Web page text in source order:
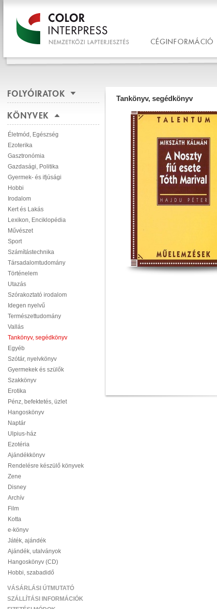
CÉGINFORMÁCIÓ
FOLYÓIRATOK
KÖNYVEK
Életmód, Egészség
Ezoterika
Gasztronómia
Gazdasági, Politika
Gyermek- és ifjúsági
Hobbi
Irodalom
Kert és Lakás
Lexikon, Enciklopédia
Művészet
Sport
Számítástechnika
Társadalomtudomány
Történelem
Utazás
Szórakoztató irodalom
Idegen nyelvű
Természettudomány
Vallás
Tankönyv, segédkönyv
Egyéb
Szótár, nyelvkönyv
Gyermekek és szülők
Szakkönyv
Erotika
Pénz, befektetés, üzlet
Hangoskönyv
Naptár
Ulpius-ház
Ezotéria
Ajándékkönyv
Rendelésre készülő könyvek
Zene
Disney
Archív
Film
Kotta
e-könyv
Játék, ajándék
Ajándék, utalványok
Hangoskönyv (CD)
Hobbi, szabadidő
VÁSÁRLÁSI ÚTMUTATÓ
SZÁLLÍTÁSI INFORMÁCIÓK
Tankönyv, segédkönyv